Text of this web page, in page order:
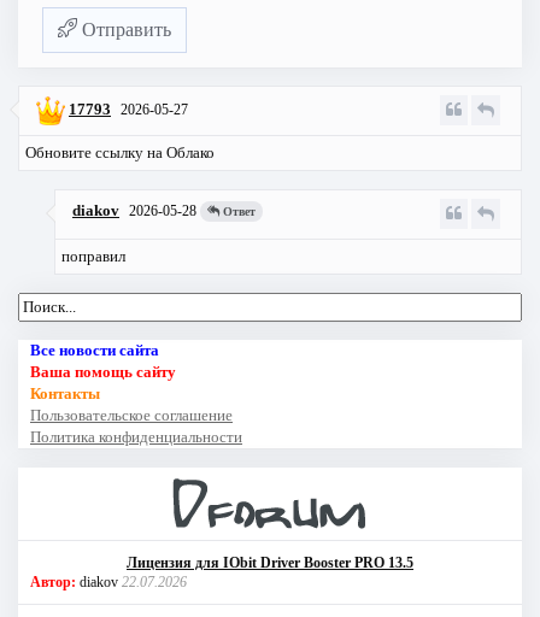
Отправить
17793 2026-05-27
Обновите ссылку на Облако
diakov 2026-05-28 Ответ
поправил
Все новости сайта
Ваша помощь сайту
Контакты
Пользовательское соглашение
Политика конфиденциальности
Лицензия для IObit Driver Booster PRO 13.5
Автор: diakov 22.07.2026